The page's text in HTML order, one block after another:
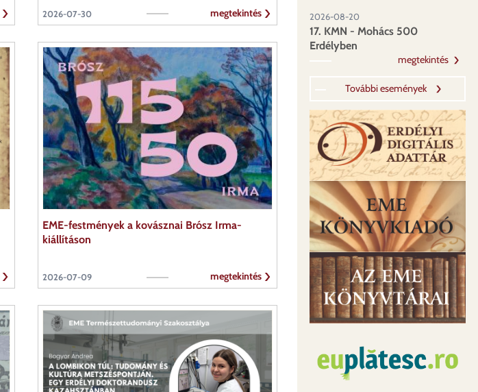
2026-07-30 megtekintés
EME-festmények a kovásznai Brósz Irma-
kiállításon
2026-07-09 megtekintés
2026-08-20
17. KMN - Mohács 500
Erdélyben
megtekintés
További események